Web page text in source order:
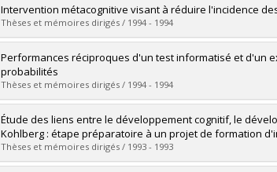
Graduate :Heger, Marie Christine
Cycle : Master's
Grade :M. Sc.
Lien vers le document dans Papyrus
Intervention métacognitive visant à réduire l'incidence
Thèses et mémoires dirigés / 1994 - 1994
Graduate :Vinet, Isabelle
Cycle :Master's
Grade :M. Sc.
Lien vers le document dans Papyrus
Performances réciproques d'un test informatisé et d'un
probabilités
Thèses et mémoires dirigés / 1994 - 1994
Graduate :Perrier, François
Cycle :Doctoral
Grade :Ph. D.
Lien vers le document dans Papyrus
Étude des liens entre le développement cognitif, le
Kohlberg : étape préparatoire à un projet de formation
Thèses et mémoires dirigés / 1993 - 1993